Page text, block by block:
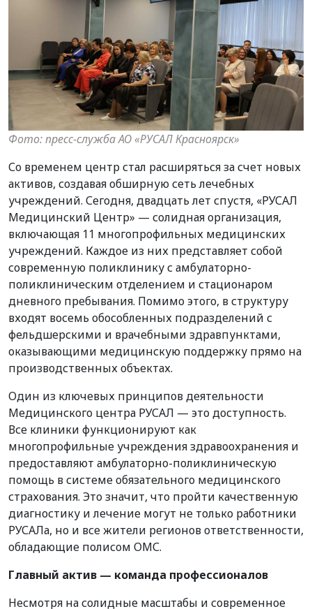
Фото: пресс-служба АО «РУСАЛ Красноярск»
Со временем центр стал расширяться за счет новых
активов, создавая обширную сеть лечебных
учреждений. Сегодня, двадцать лет спустя, «РУСАЛ
Медицинский Центр» — солидная организация,
включающая 11 многопрофильных медицинских
учреждений. Каждое из них представляет собой
современную поликлинику с амбулаторно-
поликлиническим отделением и стационаром
дневного пребывания. Помимо этого, в структуру
входят восемь обособленных подразделений с
фельдшерскими и врачебными здравпунктами,
оказывающими медицинскую поддержку прямо на
производственных объектах.
Один из ключевых принципов деятельности
Медицинского центра РУСАЛ — это доступность.
Все клиники функционируют как
многопрофильные учреждения здравоохранения и
предоставляют амбулаторно-поликлиническую
помощь в системе обязательного медицинского
страхования. Это значит, что пройти качественную
диагностику и лечение могут не только работники
РУСАЛа, но и все жители регионов ответственности,
обладающие полисом ОМС.
Главный актив — команда профессионалов
Несмотря на солидные масштабы и современное